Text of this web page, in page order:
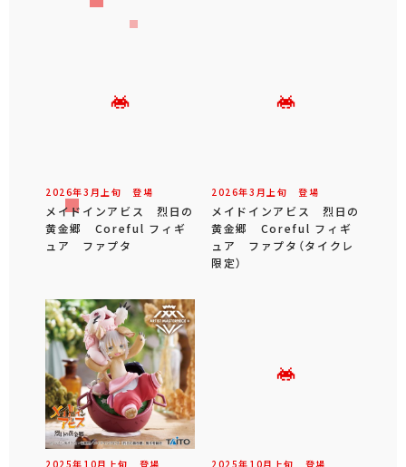
2026年3 月 上旬 登場
メイドインアビス 烈日の
黄金郷 Coreful フィギ
ュア ファプタ
2026年3 月 上旬 登場
メイドインアビス 烈日の
黄金郷 Coreful フィギ
ュア ファプタ（タイクレ
限定）
2025年 10月 上旬 登場 2025年 10月 上旬 登場